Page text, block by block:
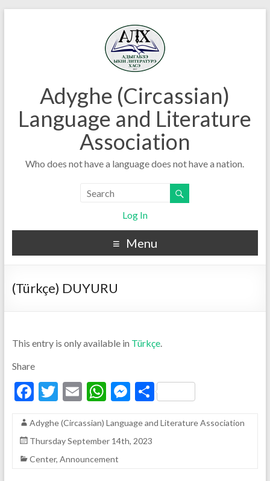
Adyghe (Circassian)
Language and Literature
Association
Who does not have a language does not have a nation.
Log In
Menu
(Türkçe) DUYURU
This entry is only available in Türkçe.
Share
F
e
b
o
T
itt
er
E
ai
l
W
at
s
A
M
se
n
S
ar
Adyghe (Circassian) Language and Literature Association
Thursday September 14th, 2023
Center, Announcement